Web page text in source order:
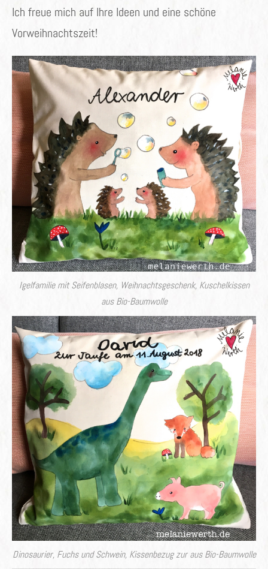
Ich freue mich auf Ihre Ideen und eine schöne
Vorweihnachtszeit!
Igelfamilie mit Seifenblasen, Weihnachtsgeschenk, Kuschelkissen
aus Bio-Baumwolle
Dinosaurier, Fuchs und Schwein, Kissenbezug zur aus Bio-Baumwolle